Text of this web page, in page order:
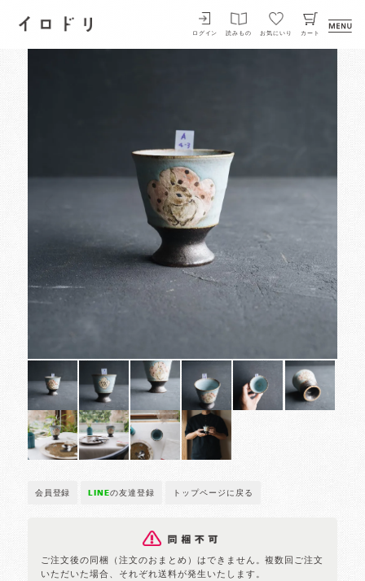
イロドリ
ログイン 読みもの お気にいり カート
会員登録 LINEの友達登録 トップページに戻る
ご注文後の同梱（注文のおまとめ）はできません。複数回ご注文
いただいた場合、それぞれ送料が発生いたします。